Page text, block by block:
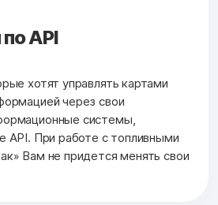
API
хотят управлять картами
через свои
системы,
API. При работе с топливными
Вам не придется менять свои